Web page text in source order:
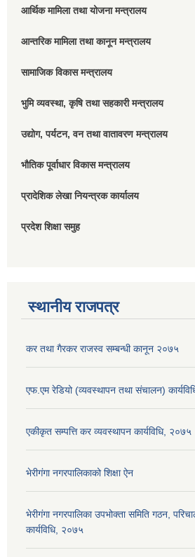
आर्थिक मामिला तथा योजना मन्त्रालय
आन्तरिक मामिला तथा कानून मन्त्रालय
सामाजिक विकास मन्त्रालय
भुमि व्यवस्था, कृषि तथा सहकारी मन्त्रालय
उद्योग, पर्यटन, वन तथा वातावरण मन्त्रालय
भौतिक पूर्वाधार विकास मन्त्रालय
प्रादेशिक लेखा नियन्त्रक कार्यालय
प्रदेश शिक्षा समुह
स्थानीय राजपत्र
कर तथा गैरकर राजस्व सम्बन्धी कानून २०७५
एफ.एम रेडियो (व्यवस्थापन तथा संचालन)
एकीकृत सम्पत्ति कर व्यवस्थापन कार्यविधि, २०७५
भेरीगंगा नगरपालिकाको शिक्षा ऐन
भेरीगंगा नगरपालिका उपभोक्ता समिति गठन,
कार्यविधि, २०७५